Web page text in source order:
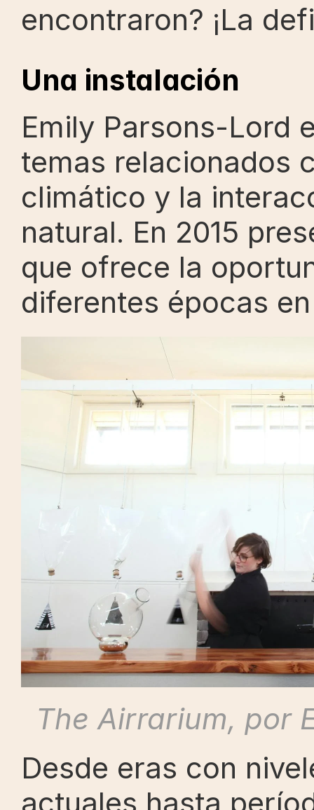
encontraron? ¡La
Una instalación
Emily Parsons-Lord
temas relacionados
climático y la
natural. En 2015
que ofrece la
diferentes épocas
The Airrarium, por
Desde eras con
actuales hasta